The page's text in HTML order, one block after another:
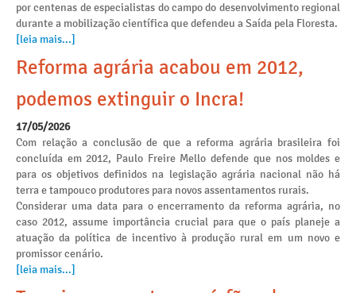
por centenas de especialistas do campo do desenvolvimento regional
durante a mobilização científica que defendeu a Saída pela Floresta.
[leia mais...]
Reforma agrária acabou em 2012,
podemos extinguir o Incra!
17/05/2026
Com relação a conclusão de que a reforma agrária brasileira foi
concluída em 2012, Paulo Freire Mello defende que nos moldes e
para os objetivos definidos na legislação agrária nacional não há
terra e tampouco produtores para novos assentamentos rurais.
Considerar uma data para o encerramento da reforma agrária, no
caso 2012, assume importância crucial para que o país planeje a
atuação da política de incentivo à produção rural em um novo e
promissor cenário.
[leia mais...]